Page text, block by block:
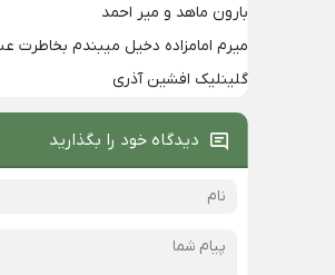
بارون ماهد و میر احمد
میرم امامزاده دخیل میبندم بخاطرت
گلینلیک افشین آذری
دیدگاه خود را بگذارید